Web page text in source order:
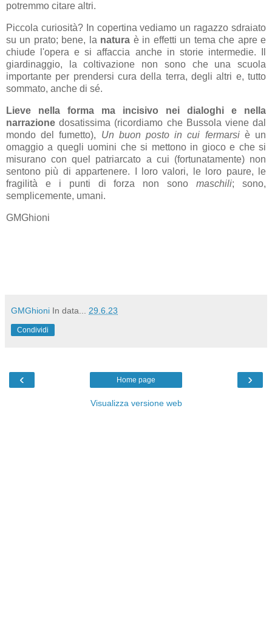
potremmo citare altri.
Piccola curiosità? In copertina vediamo un ragazzo sdraiato
su un prato; bene, la natura è in effetti un tema che apre e
chiude l'opera e si affaccia anche in storie intermedie. Il
giardinaggio, la coltivazione non sono che una scuola
importante per prendersi cura della terra, degli altri e, tutto
sommato, anche di sé.
Lieve nella forma ma incisivo nei dialoghi e nella
narrazione dosatissima (ricordiamo che Bussola viene dal
mondo del fumetto), Un buon posto in cui fermarsiè un
omaggio a quegli uomini che si mettono in gioco e che si
misurano con quel patriarcato a cui (fortunatamente) non
sentono più di appartenere. I loro valori, le loro paure, le
fragilità e i punti di forza non sonomaschili; sono,
semplicemente, umani.
GMGhioni
GMGhioni In data... 29.6.23
Condividi
‹ ›
Home page
Visualizza versione web